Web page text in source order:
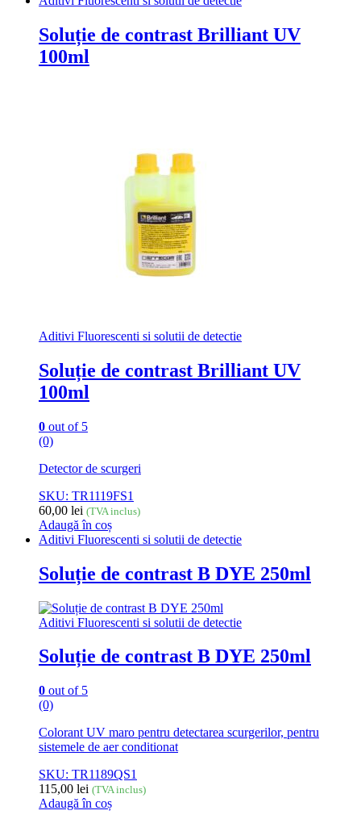
Soluție de contrast Brilliant UV
100ml
Aditivi Fluorescenti si solutii de detectie
Soluție de contrast Brilliant UV
100ml
0 out of 5
(0)
Detector de scurgeri
SKU: TR1119FS1
60,00 lei (TVA inclus)
Adaugă în coș
Aditivi Fluorescenti si solutii de detectie
Soluție de contrast B DYE 250ml
Aditivi Fluorescenti si solutii de detectie
Soluție de contrast B DYE 250ml
0 out of 5
(0)
Colorant UV maro pentru detectarea scurgerilor, pentru
sistemele de aer conditionat
SKU: TR1189QS1
115,00 lei (TVA inclus)
Adaugă în coș